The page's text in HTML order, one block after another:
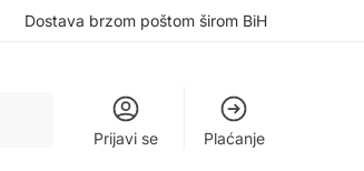
Dostava brzom poštom širom BiH
Prijavi se Plaćanje